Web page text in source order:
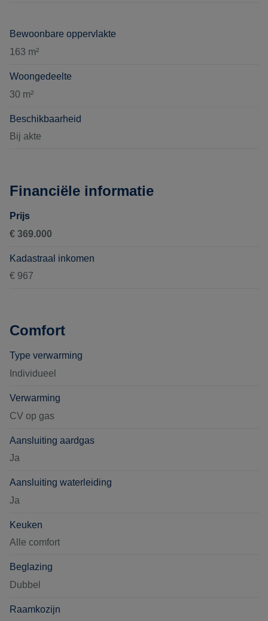
Bewoonbare oppervlakte
163 m²
Woongedeelte
30 m²
Beschikbaarheid
Bij akte
Financiële informatie
Prijs
€ 369.000
Kadastraal inkomen
€ 967
Comfort
Type verwarming
Individueel
Verwarming
CV op gas
Aansluiting aardgas
Ja
Aansluiting waterleiding
Ja
Keuken
Alle comfort
Beglazing
Dubbel
Raamkozijn